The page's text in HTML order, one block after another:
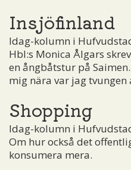
Insjöfinland
Idag-kolumn i
Hbl:s Monica Ålgars
en ångbåtstur på
mig nära var jag tvungen
Shopping
Idag-kolumn i
Om hur också det
konsumera mera.